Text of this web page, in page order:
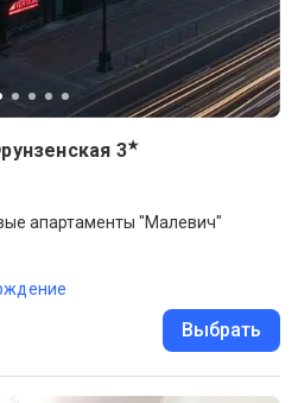
3★
апартаменты "Малевич"
Выбрать